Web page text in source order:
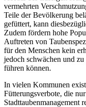
vermehrten
Teile der Bevölkerung
gefüttert, kann
Zudem fördern hohe
Auftreten von
für den Menschen kein
jedoch schwächen und
führen können.
In vielen Kommunen
Fütterungsverbote, die
Stadttaubenmanagement